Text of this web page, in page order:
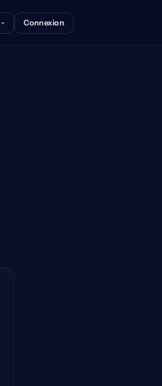
Connexion